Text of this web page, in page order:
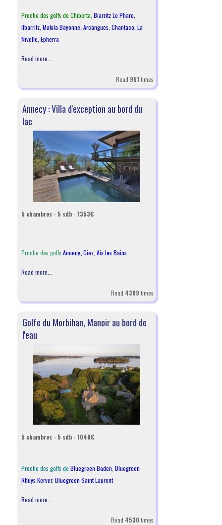
Proche des golfs de Chiberta, Biarritz Le Phare
Ilbarritz, Makila Bayonne Arcangues Chantaco La
Nivelle Epherra
Read more...
Read 951 times
Annecy : Villa d'exception au bord du
lac
5 chambres - 5 sdb - 1353€
Proche des golfs Annecy,Giez, Aix les Bains
Read more...
Read 4399 times
Golfe du Morbihan, Manoir au bord de
l'eau
5 chambres - 5 sdb - 1040€
Proche des golfs de Bluegreen Baden Bluegreen
Rhuys Kerver, Bluegreen Saint Laurent
Read more...
Read 4530 times